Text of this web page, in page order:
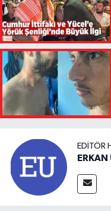
EDITÖR
ERKAN